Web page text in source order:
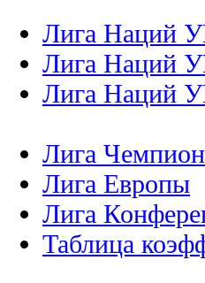
Лига Наций
Лига Наций
Лига Наций
Лига
Лига Европы
Лига
Таблица